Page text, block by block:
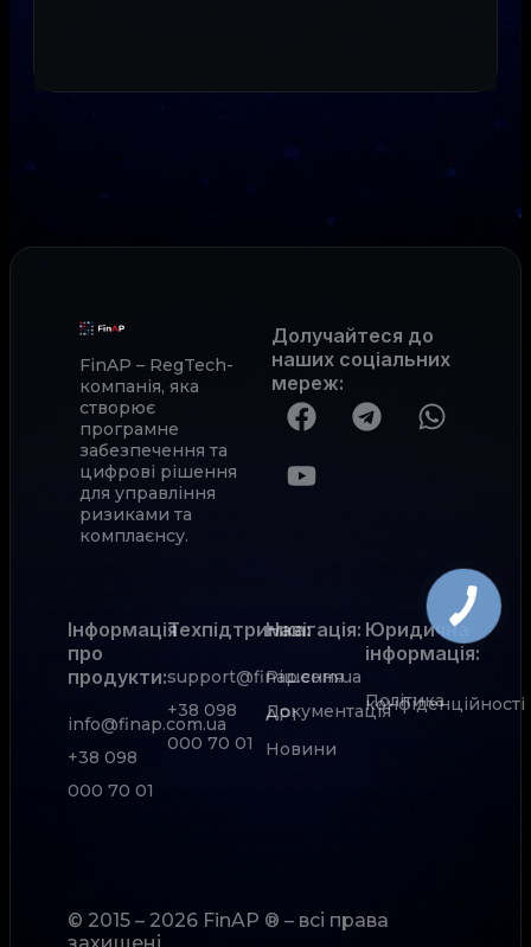
FinAP – RegTech-
компанія, яка
створює
програмне
забезпечення та
цифрові рішення
для управління
ризиками та
комплаєнсу.
Долучайтеся до
наших соціальних
мереж:
Інформація
про
продукти:
info@finap.com.ua
+38 098
000 70 01
Техпідтримка:
support@finap.com.ua
+38 098
000 70 01
Рішення
Документація
АРІ
Новини
Навігація: Юридична
інформація:
Політика
конфіденційності
© 2015 – 2026 FinAP ® – всі права
захищені